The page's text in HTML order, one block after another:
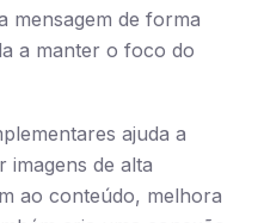
mensagem de forma
a manter o foco do
ajuda a
imagens de alta
ao conteúdo, melhora